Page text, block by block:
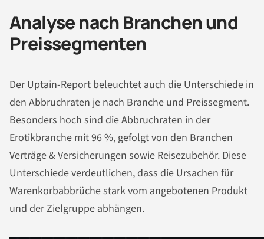
Analyse nach Branchen und
Preissegmenten
Der Uptain-Report beleuchtet auch die Unterschiede in
den Abbruchraten je nach Branche und Preissegment.
Besonders hoch sind die Abbruchraten in der
Erotikbranche mit 96 %, gefolgt von den Branchen
Verträge & Versicherungen sowie Reisezubehör. Diese
Unterschiede verdeutlichen, dass die Ursachen für
Warenkorbabbrüche stark vom angebotenen Produkt
und der Zielgruppe abhängen.